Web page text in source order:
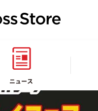
ニュース